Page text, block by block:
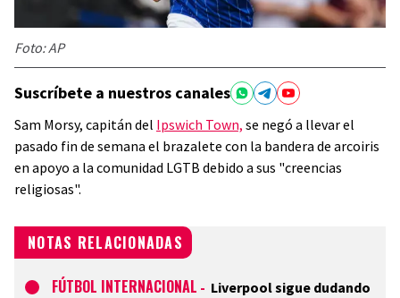
Foto: AP
Suscríbete a nuestros canales
Sam Morsy, capitán del Ipswich Town, se negó a llevar el
pasado fin de semana el brazalete con la bandera de arcoiris
en apoyo a la comunidad LGTB debido a sus "creencias
religiosas".
NOTAS RELACIONADAS
FÚTBOL INTERNACIONAL - Liverpool sigue dudando